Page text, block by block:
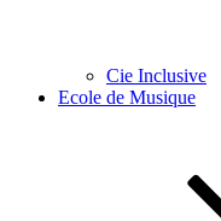
Cie Inclusive
Ecole de Musique